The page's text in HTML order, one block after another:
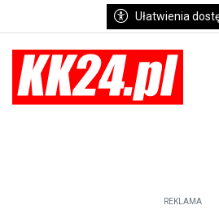
Ułatwienia
REKLAMA